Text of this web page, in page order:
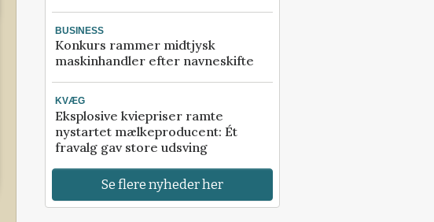
BUSINESS
Konkurs rammer midtjysk
maskinhandler efter navneskifte
KVÆG
Eksplosive kviepriser ramte
nystartet mælkeproducent: Ét
fravalg gav store udsving
Se flere nyheder her